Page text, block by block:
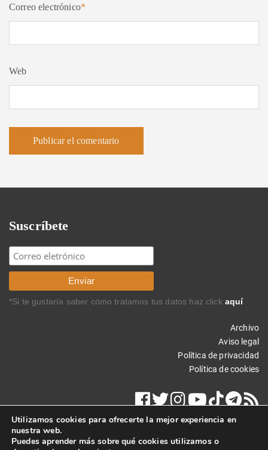
Correo electrónico*
Web
Suscríbete
*Si te gustaría saber cómo tratamos tus datos haz click aquí
Archivo
Aviso legal
Política de privacidad
Política de cookies
Utilizamos cookies para ofrecerte la mejor experiencia en
nuestra web.
Puedes aprender más sobre qué cookies utilizamos o